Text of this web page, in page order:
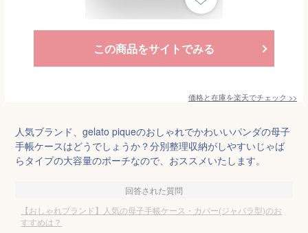
この商品をサイトでみる
価格と在庫を楽天でチェック >>
人気ブランド、gelato piqueのおしゃれでかわいいパンダの母子
手帳ケースはどうでしょうか？分別整理収納がしやすいじゃば
らタイプの大容量のポーチなので、おススメいたします。
回答された質問
【おしゃれブランド】人気の母子手帳ケース・カバー(ジャバラ型)のお
すすめは？